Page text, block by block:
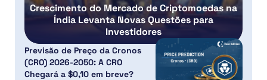
Crescimento do Mercado de Criptomoedas na
Índia Levanta Novas Questões para
Investidores
Previsão de Preço da Cronos
(CRO) 2026-2050: A CRO
Chegará a $0,10 em breve?